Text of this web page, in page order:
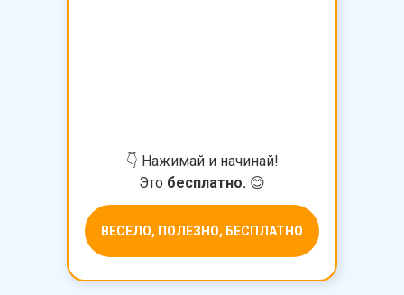
ВЕСЕЛО, ПОЛЕЗНО, БЕСПЛАТНО
👇 Нажимай и начинай!
Это бесплатно. 😊